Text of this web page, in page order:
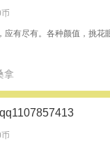
应有尽有。各种颜值，挑花
拿